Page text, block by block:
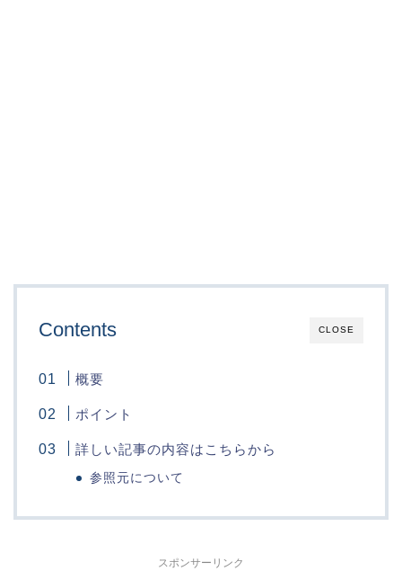
CLOSE
Contents
概要
ポイント
詳しい記事の内容はこちらから
参照元について
スポンサーリンク